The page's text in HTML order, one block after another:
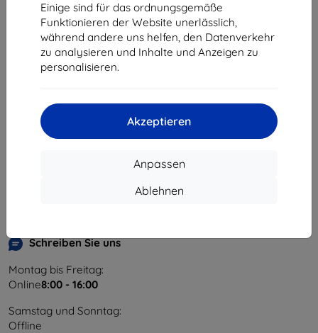
Einige sind für das ordnungsgemäße
Funktionieren der Website unerlässlich,
während andere uns helfen, den Datenverkehr
zu analysieren und Inhalte und Anzeigen zu
personalisieren.
Akzeptieren
Anpassen
Ablehnen
Shield-Sk s.r.o.
Unternehmens-ID:
46701494
USt-IdNr.:SK2023549671
Schreiben Sie uns
Montag bis Freitag:
Online8:00 - 16:00
Samstag und Sonntag:
Offline